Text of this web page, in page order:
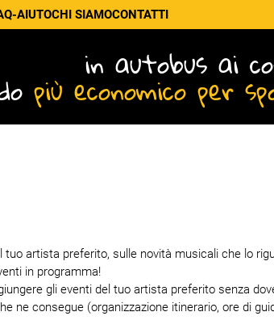
AIUTOCHI SIAMOCONTATTI
in autobus ai
più economico per
artista preferito, sulle novità musicali che lo
in programma!
gli eventi del tuo artista preferito senza
ne consegue (organizzazione itinerario, ore di